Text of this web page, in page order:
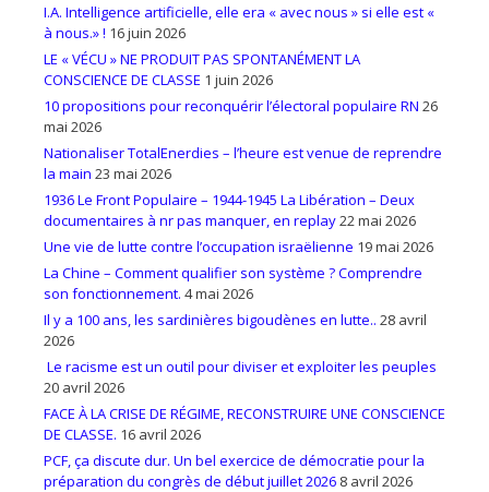
I.A. Intelligence artificielle, elle era « avec nous » si elle est «
à nous.» ! 16 juin 2026
LE « VÉCU » NE PRODUIT PAS SPONTANÉMENT LA
CONSCIENCE DE CLASSE 1 juin 2026
10 propositions pour reconquérir l’électoral populaire RN 26
mai 2026
Nationaliser TotalEnerdies – l’heure est venue de reprendre
la main 23 mai 2026
1936 Le Front Populaire – 1944-1945 La Libération – Deux
documentaires à nr pas manquer, en replay22 mai 2026
Une vie de lutte contre l’occupation israëlienne 19 mai 2026
La Chine – Comment qualifier son système ? Comprendre
son fonctionnement. 4 mai 2026
Il y a 100 ans, les sardinières bigoudènes en lutte.. 28 avril
2026
Le racisme est un outil pour diviser et exploiter les peuples
20 avril 2026
FACE À LA CRISE DE RÉGIME, RECONSTRUIRE UNE CONSCIENCE
DE CLASSE. 16 avril 2026
PCF, ça discute dur. Un bel exercice de démocratie pour la
préparation du congrès de début juillet 2026 8 avril 2026